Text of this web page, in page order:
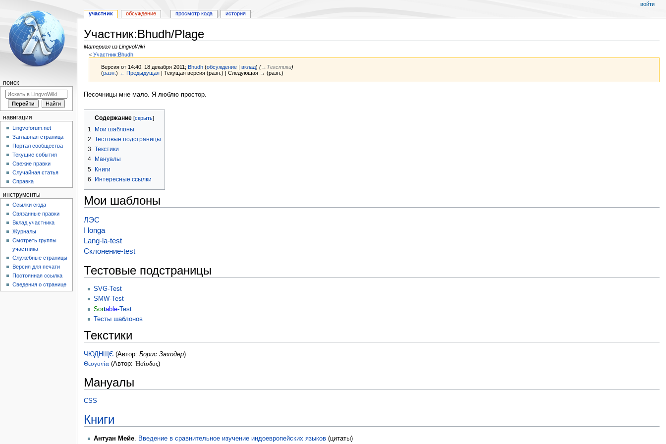
Участник:Bhudh/Plage
Материал из LingvoWiki
<Участник:Bhudh
Версия от 14:40, 18 декабря 2011; Bhudh (обсуждение |вклад) (→‎Текстики)
(разн.) ← Предыдущая | Текущая версия (разн.) | Следующая → (разн.)
Перейти
Перейти
Песочницы мне мало. Я люблю простор.
Содержание
1
Мои шаблоны
2 Тестовые подстраницы
3 Текстики
4
Мануалы
5 Книги
6
Интересные ссылки
Мои шаблоны
ЛЭС
I longa
Lang-la-test
Склонение-test
Тестовые подстраницы
SVG-Test
SMW-Test
Sortable-Test
Тесты шаблонов
Текстики
ЧЮДНЩЄ(Автор: Борис Заходер)
Θεογονία(Автор: Ἡσίοδος)
Мануалы
CSS
Книги
Антуан Мейе. Введение в сравнительное изучение индоевропейских языков(цитаты)
участник обсуждение просмотр кода история
войти
поиск
навигация
Lingvoforum.net
Заглавная страница
Портал сообщества
Текущие события
Свежие правки
Случайная статья
Справка
инструменты
Ссылки сюда
Связанные правки
Вклад участника
Журналы
Смотреть группы
участника
Служебные страницы
Версия для печати
Постоянная ссылка
Сведения о странице